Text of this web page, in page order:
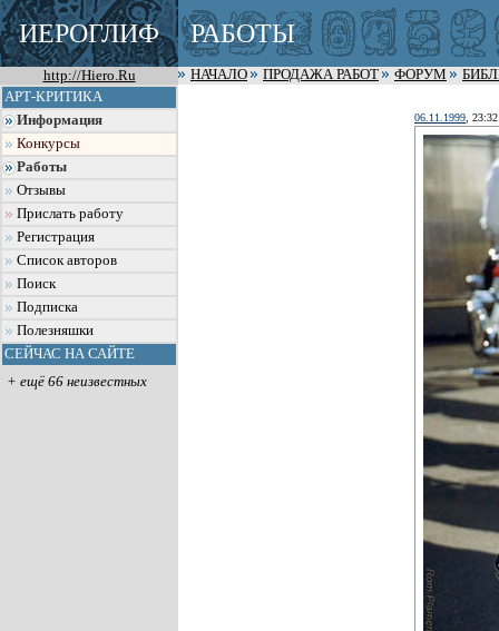
ИЕРОГЛИФ РАБОТЫ
http://Hiero.Ru НАЧАЛО ПРОДАЖА РАБОТ ФОРУМ
АРТ-КРИТИКА
Информация
Конкурсы
Работы
Отзывы
Прислать работу
Регистрация
Список авторов
Поиск
Подписка
Полезняшки
СЕЙЧАС НА САЙТЕ
+ ещё 66 неизвестных
06.11.1999 , 23:32